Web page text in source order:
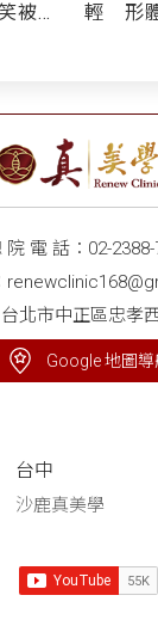
被
輕 形
院 電 話： 02-2388-
北市中正區忠孝
Google 地圖導
台中
沙鹿真美學